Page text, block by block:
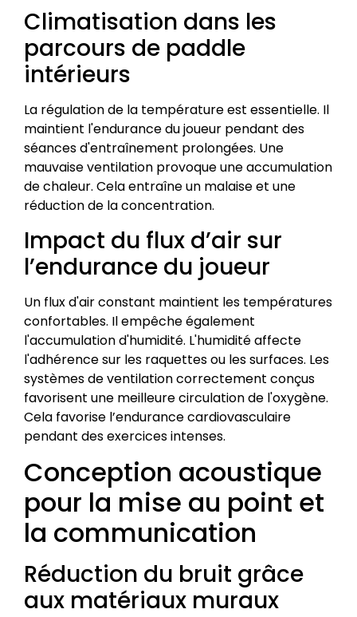
Climatisation dans les
parcours de paddle
intérieurs
La régulation de la température est essentielle. Il
maintient l'endurance du joueur pendant des
séances d'entraînement prolongées. Une
mauvaise ventilation provoque une accumulation
de chaleur. Cela entraîne un malaise et une
réduction de la concentration.
Impact du flux d’air sur
l’endurance du joueur
Un flux d'air constant maintient les températures
confortables. Il empêche également
l'accumulation d'humidité. L'humidité affecte
l'adhérence sur les raquettes ou les surfaces. Les
systèmes de ventilation correctement conçus
favorisent une meilleure circulation de l'oxygène.
Cela favorise l’endurance cardiovasculaire
pendant des exercices intenses.
Conception acoustique
pour la mise au point et
la communication
Réduction du bruit grâce
aux matériaux muraux